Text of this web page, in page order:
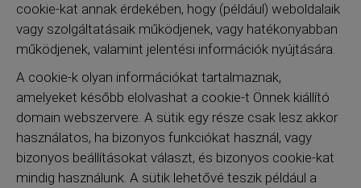
cookie-kat annak érdekében, hogy (például) weboldalaik
vagy szolgáltatásaik működjenek, vagy hatékonyabban
működjenek, valamint jelentési információk nyújtására.
A cookie-k olyan információkat tartalmaznak,
amelyeket később elolvashat a cookie-t Önnek kiállító
domain webszervere. A sütik egy része csak lesz akkor
használatos, ha bizonyos funkciókat használ, vagy
bizonyos beállításokat választ, és bizonyos cookie-kat
mindig használunk. A sütik lehetővé teszik például a